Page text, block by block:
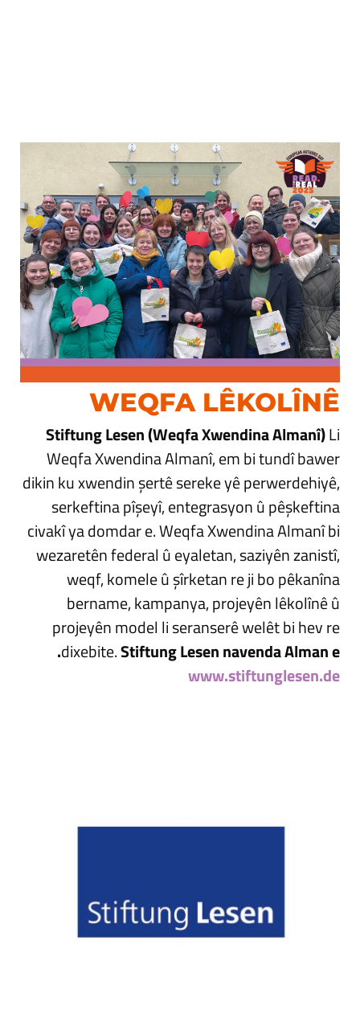
WEQFA LÊKOLÎNÊ
Stiftung Lesen (Weqfa Xwendina Almanî)Li
Weqfa Xwendina Almanî, em bi tundî bawer
dikin ku xwendin şertê sereke yê perwerdehiyê,
serkeftina pîşeyî, entegrasyon û pêşkeftina
civakî ya domdar e. Weqfa Xwendina Almanî bi
wezaretên federal û eyaletan, saziyên zanistî,
weqf, komele û şîrketan re ji bo pêkanîna
bername, kampanya, projeyên lêkolînê û
projeyên model li seranserê welêt bi hev re
dixebite.Stiftung Lesen navenda Alman e.
www.stiftunglesen.de